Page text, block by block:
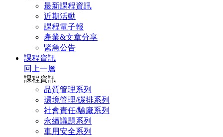
最新課程資訊
近期活動
課程電子報
產業&文章分享
緊急公告
課程資訊
回上一層
課程資訊
品質管理系列
環境管理/碳排系列
社會責任/驗廠系列
永續議題系列
車用安全系列